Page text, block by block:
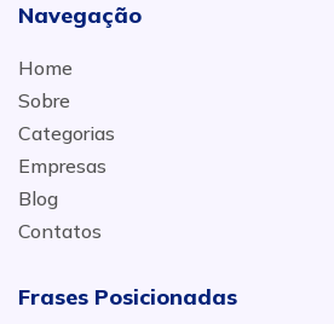
Navegação
Home
Sobre
Categorias
Empresas
Blog
Contatos
Frases Posicionadas